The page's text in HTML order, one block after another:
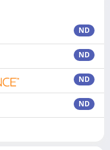
ND
ND
ND
ND